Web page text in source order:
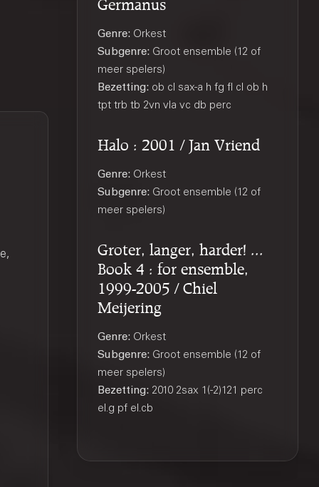
Germanus
Genre: Orkest
Subgenre: Groot ensemble (12 of
meer spelers)
Bezetting: ob cl sax-a h fg fl cl ob h
tpt trb tb 2vn vla vc db perc
Halo : 2001 / Jan Vriend
Genre: Orkest
Subgenre: Groot ensemble (12 of
meer spelers)
Groter, langer, harder! ...
Book 4 : for ensemble,
1999-2005 / Chiel
Meijering
Genre: Orkest
Subgenre: Groot ensemble (12 of
meer spelers)
Bezetting: 2010 2sax 1(-2)121 perc
el.g pf el.cb